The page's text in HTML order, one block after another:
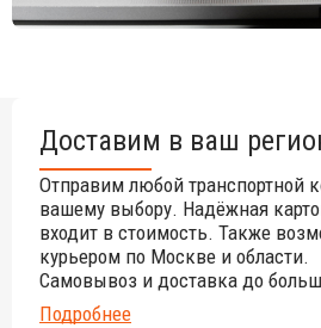
Доставим в ваш
Отправим любой транспортной
вашему выбору. Надёжная
входит в стоимость. Также
курьером по Москве и области.
Самовывоз и доставка до
Подробнее